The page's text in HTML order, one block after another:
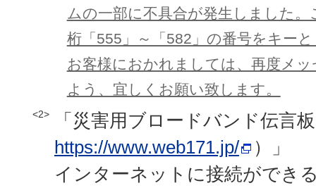
ムの一部に不具合が発生しました
桁「555」～「582」の番号をキー
お客様におかれましては、再度メ
よう、宜しくお願い致します。
<2>
「災害用ブロードバンド伝
https://www.web171.jp/
）」
インターネットに接続ができ